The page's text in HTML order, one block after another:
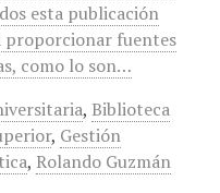
esta publicación
proporcionar fuentes
como lo son…
, Biblioteca
, Gestión
, Rolando Guzmán